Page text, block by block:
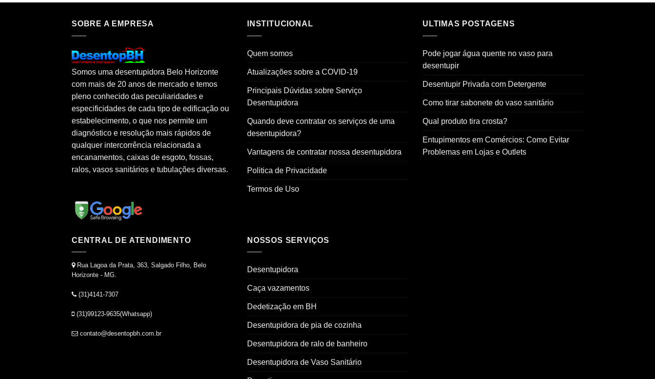
SOBRE A EMPRESA
Somos uma desentupidora Belo Horizonte
com mais de 20 anos de mercado e temos
pleno conhecido das peculiaridades e
especificidades de cada tipo de edificação ou
estabelecimento, o que nos permite um
diagnóstico e resolução mais rápidos de
qualquer intercorrência relacionada a
encanamentos, caixas de esgoto, fossas,
ralos, vasos sanitários e tubulações diversas.
INSTITUCIONAL
Quem somos
Atualizações sobre a COVID-19
Principais Dúvidas sobre Serviço
Desentupidora
Quando deve contratar os serviços de uma
desentupidora?
Vantagens de contratar nossa desentupidora
Politica de Privacidade
Termos de Uso
ULTIMAS POSTAGENS
Pode jogar água quente no vaso para
desentupir
Desentupir Privada com Detergente
Como tirar sabonete do vaso sanitário
Qual produto tira crosta?
Entupimentos em Comércios: Como Evitar
Problemas em Lojas e Outlets
CENTRAL DE ATENDIMENTO
Rua Lagoa da Prata, 363, Salgado Filho, Belo
Horizonte - MG.
(31)4141-7307
(31)99123-9635(Whatsapp)
contato@desentopbh.com.br
NOSSOS SERVIÇOS
Desentupidora
Caça vazamentos
Dedetização em BH
Desentupidora de pia de cozinha
Desentupidora de ralo de banheiro
Desentupidora de Vaso Sanitário